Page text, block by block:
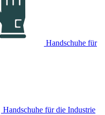
Handschuhe für
Handschuhe für die Industrie